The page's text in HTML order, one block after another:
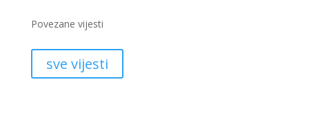
Povezane vijesti
sve vijesti